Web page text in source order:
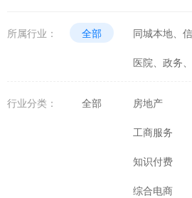
所属行业： 全部 同城本地、
医院、政务
行业分类： 全部 房地产
工商服务
知识付费
综合电商